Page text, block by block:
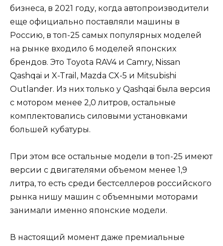
бизнеса, в 2021 году, когда автопроизводители
еще официально поставляли машины в
Россию, в топ-25 самых популярных моделей
на рынке входило 6 моделей японских
брендов. Это Toyota RAV4 и Camry, Nissan
Qashqai и X-Trail, Mazda CX-5 и Mitsubishi
Outlander. Из них только у Qashqai была версия
с мотором менее 2,0 литров, остальные
комплектовались силовыми установками
большей кубатуры.
При этом все остальные модели в топ-25 имеют
версии с двигателями объемом менее 1,9
литра, то есть среди бестселлеров российского
рынка нишу машин с объемными моторами
занимали именно японские модели.
В настоящий момент даже премиальные